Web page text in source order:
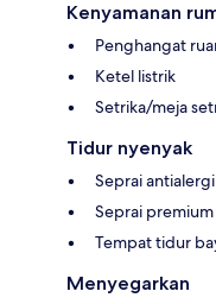
Kenyamanan
Penghangat
Ketel listrik
Setrika/meja
Tidur nyenyak
Seprai antialergi
Seprai premium
Tempat tidur
Menyegarkan